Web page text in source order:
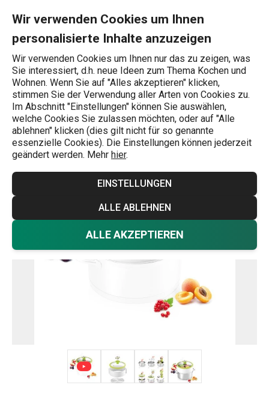
Wir verwenden Cookies um Ihnen
personalisierte Inhalte anzuzeigen
Wir verwenden Cookies um Ihnen nur das zu zeigen, was
Sie interessiert, d.h. neue Ideen zum Thema Kochen und
Wohnen. Wenn Sie auf "Alles akzeptieren" klicken,
stimmen Sie der Verwendung aller Arten von Cookies zu.
Im Abschnitt "Einstellungen" können Sie auswählen,
welche Cookies Sie zulassen möchten, oder auf "Alle
ablehnen" klicken (dies gilt nicht für so genannte
essenzielle Cookies). Die Einstellungen können jederzeit
geändert werden. Mehr hier.
EINSTELLUNGEN
ALLE ABLEHNEN
ALLE AKZEPTIEREN
Wonach suchen Sie?
Einkochen
Einkochset DELLA CASA, mit
Thermometer